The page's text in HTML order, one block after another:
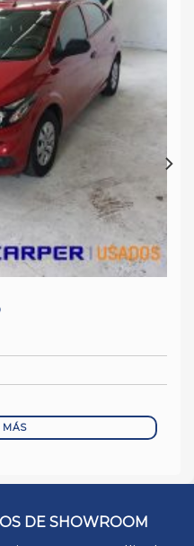
MÁS
DE SHOWROOM